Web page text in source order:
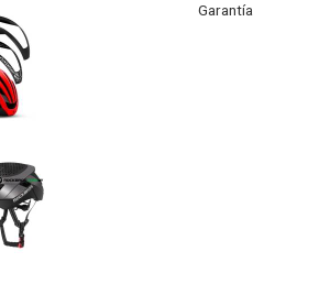
Garantía